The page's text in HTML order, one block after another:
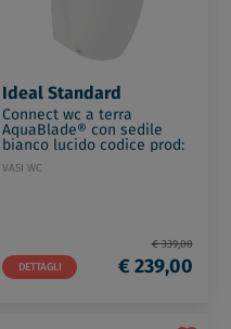
Ideal Standard
Connect wc a terra
AquaBlade® con sedile
bianco lucido codice prod:
E052501
VASI WC
DETTAGLI
€ 339,00
€ 239,00